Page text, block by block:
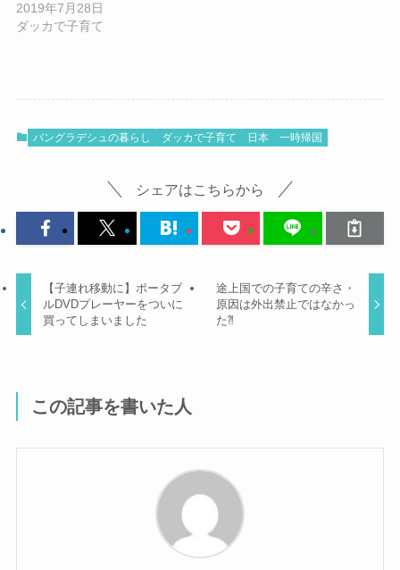
2019年7月28日
ダッカで子育て
バングラデシュの暮らし ダッカで子育て 日本 一時帰国
シェアはこちらから
【子連れ移動に】ポータブ
ルDVDプレーヤーをついに
買ってしまいました
途上国での子育ての辛さ・
原因は外出禁止ではなかっ
た⁈
この記事を書いた人